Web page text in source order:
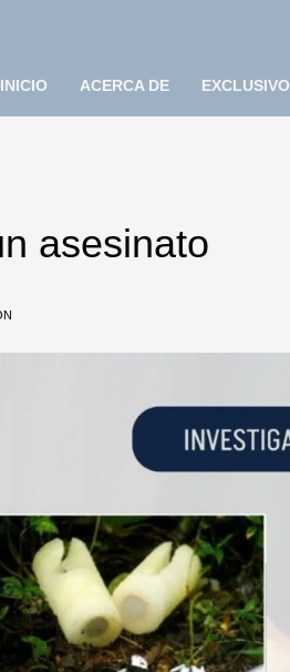
INICIO ACERCA DE EXCLUSIVO
asesinato